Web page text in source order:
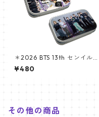
＊2026 BTS 13th センイルグ
ッズ ＊ティンケース
¥480
その他の商品